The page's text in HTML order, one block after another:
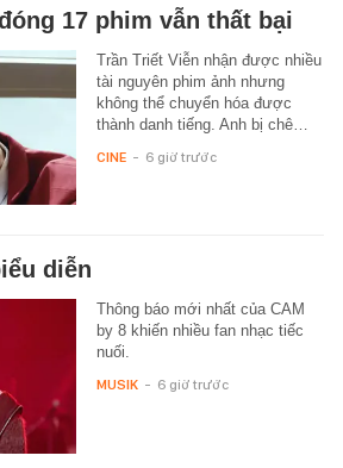
17 phim vẫn thất bại
Trần Triết Viễn nhận được nhiều
tài nguyên phim ảnh nhưng
không thể chuyển hóa được
thành danh tiếng. Anh bị chê…
CINE - 6 giờ trước
diễn
Thông báo mới nhất của CAM
by 8 khiến nhiều fan nhạc tiếc
nuối.
MUSIK - 6 giờ trước